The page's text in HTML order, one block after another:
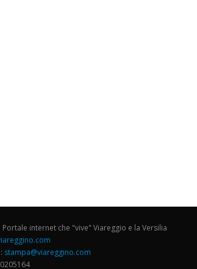
internet che "vive" Viareggio e la Versilia
stampa@viareggino.com